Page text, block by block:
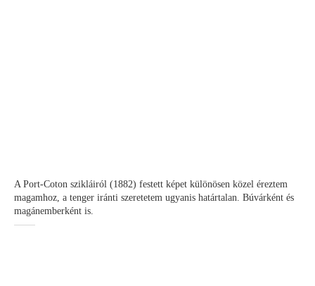
A Port-Coton szikláiról (1882) festett képet különösen közel éreztem
magamhoz, a tenger iránti szeretetem ugyanis határtalan. Búvárként és
magánemberként is.